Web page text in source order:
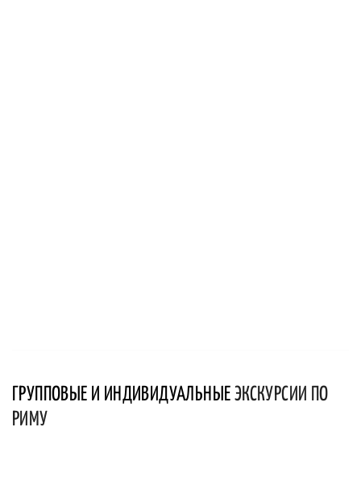
ГРУППОВЫЕ И ИНДИВИДУАЛЬНЫЕ ЭКСКУРСИИ ПО
РИМУ